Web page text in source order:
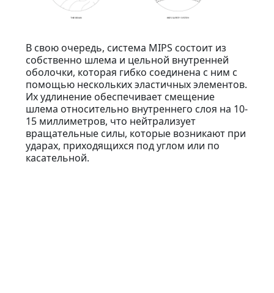
В свою очередь, система MIPS состоит из
собственно шлема и цельной внутренней
оболочки, которая гибко соединена с ним с
помощью нескольких эластичных элементов.
Их удлинение обеспечивает смещение
шлема относительно внутреннего слоя на 10-
15 миллиметров, что нейтрализует
вращательные силы, которые возникают при
ударах, приходящихся под углом или по
касательной.